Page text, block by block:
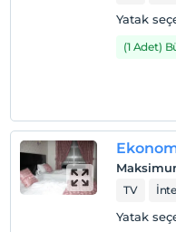
2 yaşına kadar olan
Her bir oda için 7
Yatak
(1 Adet)
TV
Yatak